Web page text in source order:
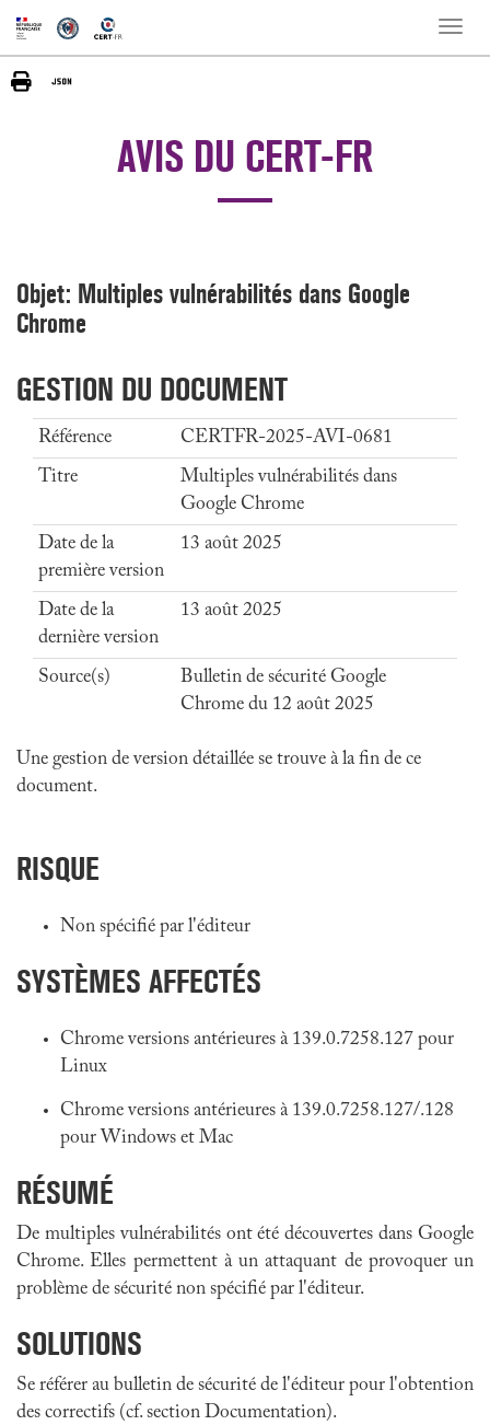
Toggle
AVIS DU CERT-FR
Objet: Multiples vulnérabilités dans Google
Chrome
GESTION DU DOCUMENT
Référence
CERTFR-2025-AVI-0681
Titre
Multiples vulnérabilités dans
Google Chrome
Date de la
première version
13 août 2025
Date de la
dernière version
13 août 2025
Source(s)
Bulletin de sécurité Google
Chrome du 12 août 2025
Une gestion de version détaillée se trouve à la fin de ce
document.
RISQUE
Non spécifié par l'éditeur
SYSTÈMES AFFECTÉS
Chrome versions antérieures à 139.0.7258.127 pour
Linux
Chrome versions antérieures à 139.0.7258.127/.128
pour Windows et Mac
RÉSUMÉ
De multiples vulnérabilités ont été découvertes dans Google
Chrome. Elles permettent à un attaquant de provoquer un
problème de sécurité non spécifié par l'éditeur.
SOLUTIONS
Se référer au bulletin de sécurité de l'éditeur pour l'obtention
des correctifs (cf. section Documentation).